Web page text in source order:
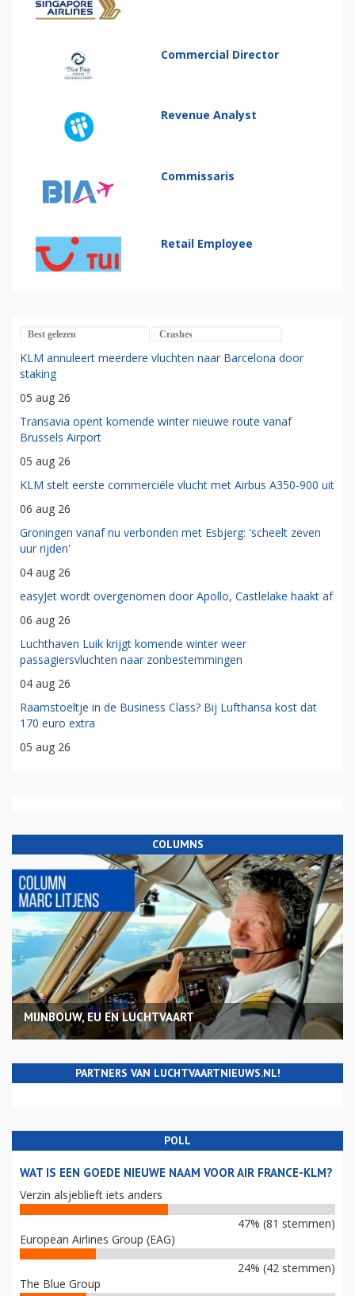
Commercial Director
Revenue Analyst
Commissaris
Retail Employee
Best gelezen Crashes
KLM annuleert meerdere vluchten naar Barcelona door
staking
05 aug 26
Transavia opent komende winter nieuwe route vanaf
Brussels Airport
05 aug 26
KLM stelt eerste commerciële vlucht met Airbus A350-900 uit
06 aug 26
Groningen vanaf nu verbonden met Esbjerg: 'scheelt zeven
uur rijden'
04 aug 26
easyJet wordt overgenomen door Apollo, Castlelake haakt af
06 aug 26
Luchthaven Luik krijgt komende winter weer
passagiersvluchten naar zonbestemmingen
04 aug 26
Raamstoeltje in de Business Class? Bij Lufthansa kost dat
170 euro extra
05 aug 26
COLUMNS
MIJNBOUW, EU EN LUCHTVAART
PARTNERS VAN LUCHTVAARTNIEUWS.NL!
POLL
WAT IS EEN GOEDE NIEUWE NAAM VOOR AIR FRANCE-KLM?
Verzin alsjeblieft iets anders
47% (81 stemmen)
European Airlines Group (EAG)
24% (42 stemmen)
The Blue Group